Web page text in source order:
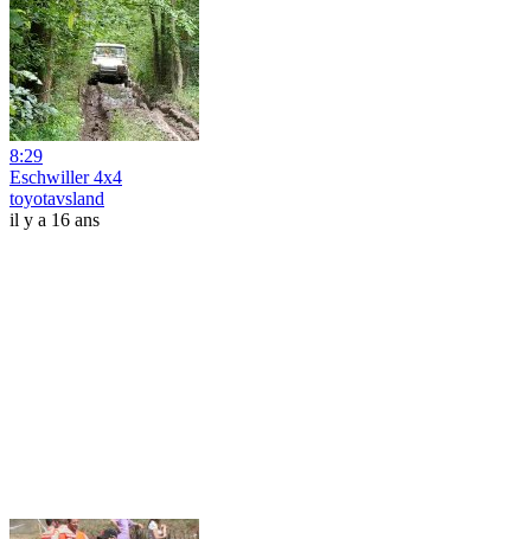
8:29
Eschwiller 4x4
toyotavsland
il y a 16 ans